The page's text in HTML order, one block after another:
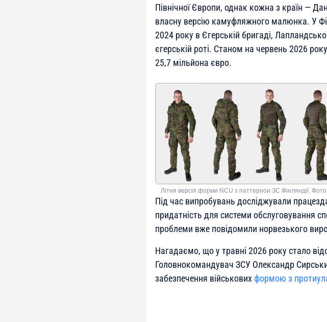
Північної Європи, однак кожна з країн —
власну версію камуфляжного малюнка. У
2024 року в Єгерській бригаді,
єгерській роті. Станом на червень 2026
25,7 мільйона євро.
Літня версія форми NCU з паттернои ЗС Фінляндії.
Під час випробувань досліджували
придатність для системи обслуговування
проблеми вже повідомили норвезького
Нагадаємо, що у травні 2026 року стало
Головнокомандувач ЗСУ Олександр
забезпечення військових формою з